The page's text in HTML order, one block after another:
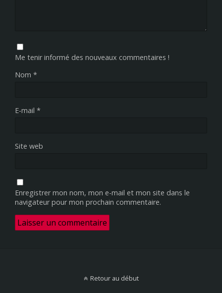
Me tenir informé des nouveaux commentaires !
Nom *
E-mail *
Site web
Enregistrer mon nom, mon e-mail et mon site dans le
navigateur pour mon prochain commentaire.
Retour au début